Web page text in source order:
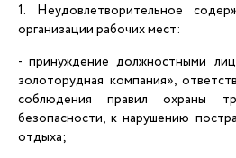
1. Неудовлетворительное
организации рабочих мест:
- принуждение должностными
золоторудная компания»,
соблюдения правил охраны
безопасности, к нарушению
отдыха;